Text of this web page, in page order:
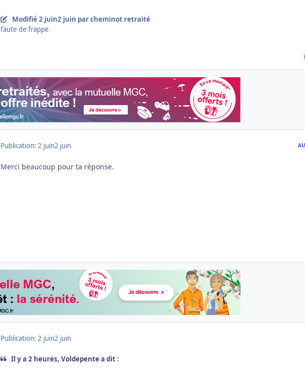
Modifié2 juin2 juin par cheminot retraité
faute de frappe
Publication: 2 juin2 juin
Merci beaucoup pour ta réponse.
Publication: 2 juin2 juin
Il y a 2 heures, Voldepente a dit :